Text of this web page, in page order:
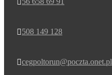
508 149 128
cegpoltorun@poczta.onet.pl